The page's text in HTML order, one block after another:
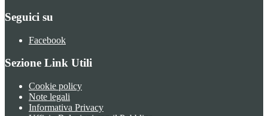
Seguici su
Facebook
Sezione Link Utili
Cookie policy
Note legali
Informativa Privacy